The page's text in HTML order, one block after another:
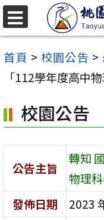
跳
至
主
容
區
首頁 > 校園公告 >
「112學年度高中
校園公告
公告主旨
轉知
物理
發佈日期
2023
選
單